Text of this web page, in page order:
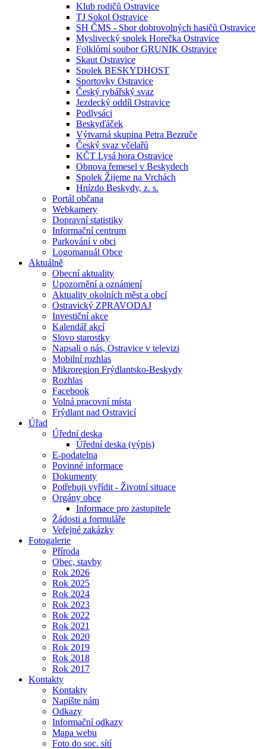
Klub rodičů Ostravice
TJ Sokol Ostravice
SH ČMS - Sbor dobrovolných hasičů Ostravice
Myslivecký spolek Horečka Ostravice
Folklórní soubor GRUNIK Ostravice
Skaut Ostravice
Spolek BESKYDHOST
Sportovky Ostravice
Český rybářský svaz
Jezdecký oddíl Ostravice
Podlysáci
Beskyďáček
Výtvarná skupina Petra Bezruče
Český svaz včelařů
KČT Lysá hora Ostravice
Obnova řemesel v Beskydech
Spolek Žijeme na Vrchách
Hnízdo Beskydy, z. s.
Portál občana
Webkamery
Dopravní statistiky
Informační centrum
Parkování v obci
Logomanuál Obce
Aktuálně
Obecní aktuality
Upozornění a oznámení
Aktuality okolních měst a obcí
Ostravický ZPRAVODAJ
Investiční akce
Kalendář akcí
Slovo starostky
Napsali o nás, Ostravice v televizi
Mobilní rozhlas
Mikroregion Frýdlantsko-Beskydy
Rozhlas
Facebook
Volná pracovní místa
Frýdlant nad Ostravicí
Úřad
Úřední deska
Úřední deska (výpis)
E-podatelna
Povinné informace
Dokumenty
Potřebuji vyřídit - Životní situace
Orgány obce
Informace pro zastupitele
Žádosti a formuláře
Veřejné zakázky
Fotogalerie
Příroda
Obec, stavby
Rok 2026
Rok 2025
Rok 2024
Rok 2023
Rok 2022
Rok 2021
Rok 2020
Rok 2019
Rok 2018
Rok 2017
Kontakty
Kontakty
Napište nám
Odkazy
Informační odkazy
Mapa webu
Foto do soc. sítí